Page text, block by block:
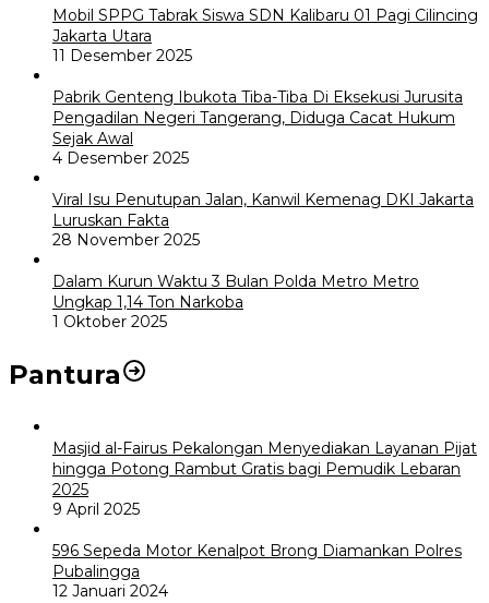
Mobil SPPG Tabrak Siswa SDN Kalibaru 01 Pagi Cilincing
Jakarta Utara
11 Desember 2025
Pabrik Genteng Ibukota Tiba-Tiba Di Eksekusi Jurusita
Pengadilan Negeri Tangerang, Diduga Cacat Hukum
Sejak Awal
4 Desember 2025
Viral Isu Penutupan Jalan, Kanwil Kemenag DKI Jakarta
Luruskan Fakta
28 November 2025
Dalam Kurun Waktu 3 Bulan Polda Metro Metro
Ungkap 1,14 Ton Narkoba
1 Oktober 2025
Pantura
Masjid al-Fairus Pekalongan Menyediakan Layanan Pijat
hingga Potong Rambut Gratis bagi Pemudik Lebaran
2025
9 April 2025
596 Sepeda Motor Kenalpot Brong Diamankan Polres
Pubalingga
12 Januari 2024